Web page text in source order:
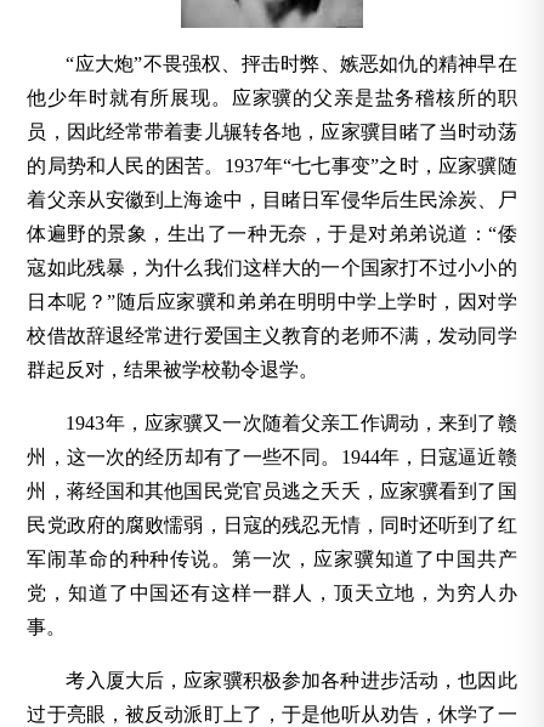
“应大炮”不畏强权、抨击时弊、嫉恶如仇的精神早在
他少年时就有所展现。应家骥的父亲是盐务稽核所的职
员，因此经常带着妻儿辗转各地，应家骥目睹了当时动荡
的局势和人民的困苦。1937年“七七事变”之时，应家骥随
着父亲从安徽到上海途中，目睹日军侵华后生民涂炭、尸
体遍野的景象，生出了一种无奈，于是对弟弟说道：“倭
寇如此残暴，为什么我们这样大的一个国家打不过小小的
日本呢？”随后应家骥和弟弟在明明中学上学时，因对学
校借故辞退经常进行爱国主义教育的老师不满，发动同学
群起反对，结果被学校勒令退学。
1943年，应家骥又一次随着父亲工作调动，来到了赣
州，这一次的经历却有了一些不同。1944年，日寇逼近赣
州，蒋经国和其他国民党官员逃之夭夭，应家骥看到了国
民党政府的腐败懦弱，日寇的残忍无情，同时还听到了红
军闹革命的种种传说。第一次，应家骥知道了中国共产
党，知道了中国还有这样一群人，顶天立地，为穷人办
事。
考入厦大后，应家骥积极参加各种进步活动，也因此
过于亮眼，被反动派盯上了，于是他听从劝告，休学了一